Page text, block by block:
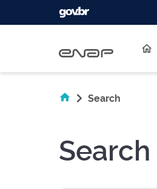
Search
Search